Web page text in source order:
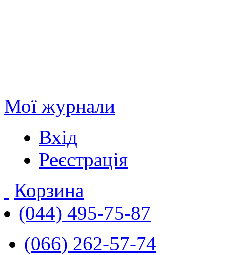
Мої журнали
Вхід
Реєстрація
Корзина
(044) 495-75-87
(066) 262-57-74